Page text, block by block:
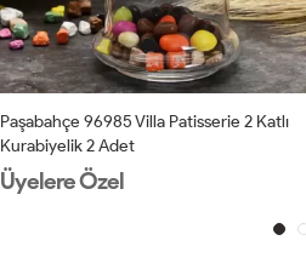
Paşabahçe 96985 Villa Patisserie 2 Katlı
Kurabiyelik 2 Adet
Üyelere Özel